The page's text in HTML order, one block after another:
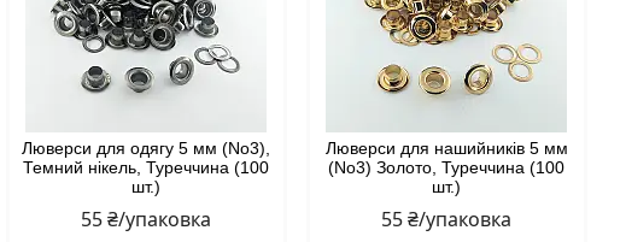
Люверси для одягу 5 мм (No3),
Темний нікель, Туреччина (100
шт.)
55 ₴/упаковка
Люверси для нашийників 5 мм
(No3) Золото, Туреччина (100
шт.)
55 ₴/упаковка